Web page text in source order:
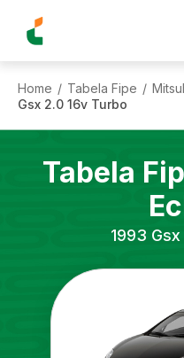
Home / Tabela Fipe /
Gsx 2.0 16v Turbo
Tabela
1993